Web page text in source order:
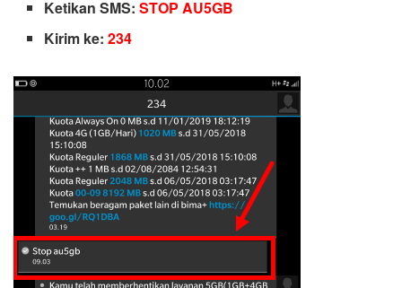
Ketikan SMS:STOP AU5GB
Kirim ke:234